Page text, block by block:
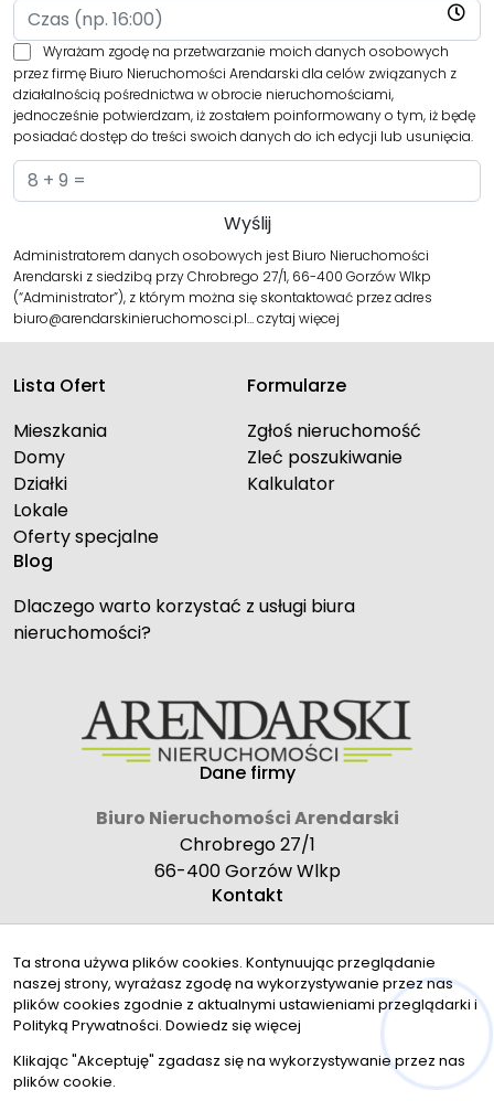
Wyrażam zgodę na przetwarzanie moich danych osobowych
przez firmę Biuro Nieruchomości Arendarski dla celów związanych z
działalnością pośrednictwa w obrocie nieruchomościami,
jednocześnie potwierdzam, iż zostałem poinformowany o tym, iż będę
posiadać dostęp do treści swoich danych do ich edycji lub usunięcia.
Administratorem danych osobowych jest Biuro Nieruchomości
Arendarski z siedzibą przy Chrobrego 27/1, 66-400 Gorzów Wlkp
(“Administrator”), z którym można się skontaktować przez adres
biuro@arendarskinieruchomosci.pl…czytaj więcej
Lista Ofert
Mieszkania
Domy
Działki
Lokale
Oferty specjalne
Formularze
Zgłoś nieruchomość
Zleć poszukiwanie
Kalkulator
Blog
Dlaczego warto korzystać z usługi biura
nieruchomości?
Dane firmy
Biuro Nieruchomości Arendarski
Chrobrego 27/1
66-400 Gorzów Wlkp
Kontakt
796 856 532
Znajdziesz nas tu
Ta strona używa plików cookies. Kontynuując przeglądanie
naszej strony, wyrażasz zgodę na wykorzystywanie przez nas
plików cookies zgodnie z aktualnymi ustawieniami przeglądarki i
Polityką Prywatności. Dowiedz się więcej
Klikając "Akceptuję" zgadasz się na wykorzystywanie przez nas
plików cookie.